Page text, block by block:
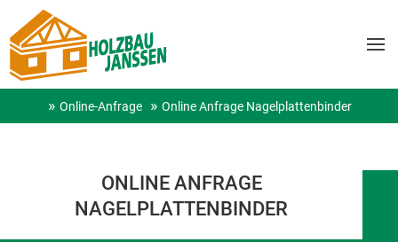
Online-Anfrage Online Anfrage Nagelplattenbinder
ONLINE ANFRAGE
NAGELPLATTENBINDER